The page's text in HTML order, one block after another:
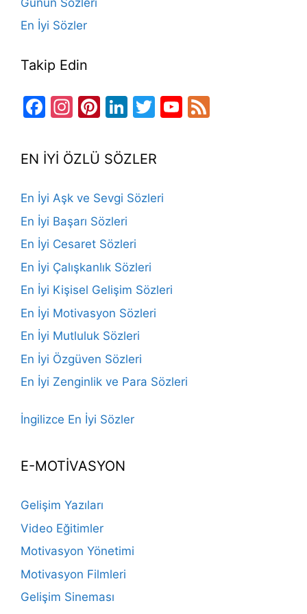
En İyi Sözler
Takip Edin
Facebook
Instagram
Pinterest
LinkedIn
TwitterYouTube
EN İYİ ÖZLÜ SÖZLER
En İyi Aşk ve Sevgi Sözleri
En İyi Başarı Sözleri
En İyi Cesaret Sözleri
En İyi Çalışkanlık Sözleri
En İyi Kişisel Gelişim Sözleri
En İyi Motivasyon Sözleri
En İyi Mutluluk Sözleri
En İyi Özgüven Sözleri
En İyi Zenginlik ve Para Sözleri
İngilizce En İyi Sözler
E-MOTİVASYON
Gelişim Yazıları
Video Eğitimler
Motivasyon Yönetimi
Motivasyon Filmleri
Gelişim Sineması